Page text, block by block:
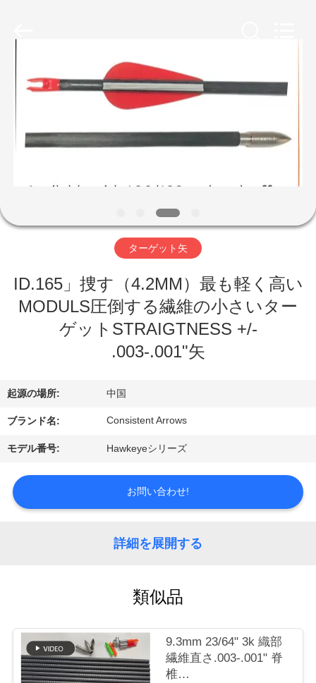
家
製
私
達
つ
い
工
場
旅
行
Consistent
ターゲット矢
ID.165」捜す（4.2MM）最も軽く高い
MODULS圧倒する繊維の小さいター
ゲットSTRAIGTNESS +/-
.003-.001"矢
起源の場所: 中国
ブランド名: Consistent Arrows
モデル番号: Hawkeyeシリーズ
お問い合わせ!
詳細を展開する
類似品
9.3mm 23/64" 3k 織部
繊維直さ.003-.001" 脊
椎